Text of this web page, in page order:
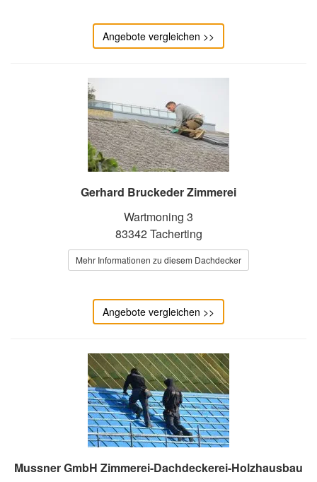
Angebote vergleichen >>
Gerhard Bruckeder Zimmerei
Wartmoning 3
83342 Tacherting
Mehr Informationen zu diesem Dachdecker
Angebote vergleichen >>
Mussner GmbH Zimmerei-Dachdeckerei-Holzhausbau